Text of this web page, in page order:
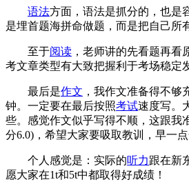
语法方面，语法是抓分的，也是
是埋首题海拼命做题，而是把自己所
至于阅读 ，老师讲的先看题再
考文章类型有大致把握利于考场稳定
最后是作文 ，我作文准备得不
钟。一定要在最后按照考试速度写。
些。感觉作文似乎写得不顺，这跟我
分6.0)，希望大家要吸取教训，早一点
个人感觉是：实际的听力跟在新
愿大家在1t和5t中都取得好成绩！